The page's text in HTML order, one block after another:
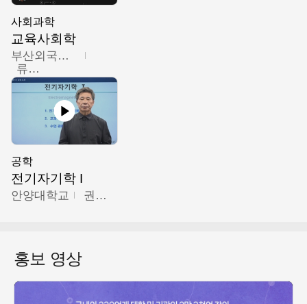
사회과학
교육사회학
부산외국어대학교
류영철
공학
전기자기학 I
안양대학교 권원현
홍보 영상